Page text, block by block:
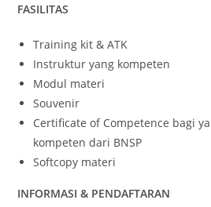
FASILITAS
Training kit & ATK
Instruktur yang kompeten
Modul materi
Souvenir
Certificate of Competence bagi
kompeten dari BNSP
Softcopy materi
INFORMASI & PENDAFTARAN